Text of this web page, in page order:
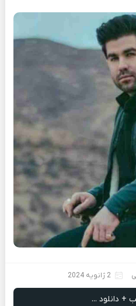
2 ژانویه 2024
+ دانلود ...